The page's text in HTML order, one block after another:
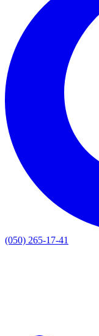
(050) 265-17-41